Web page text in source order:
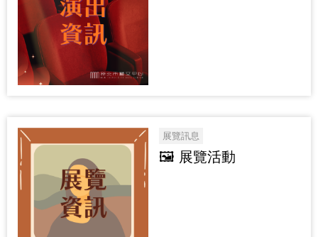
展覽訊息
🖼️ 展覽活動